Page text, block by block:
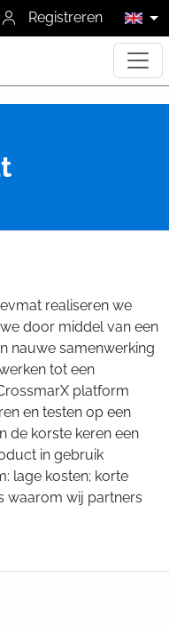
Registreren
realiseren we
door middel van een
nauwe samenwerking
tot een
platform
en testen op een
de korste keren een
in gebruik
lage kosten; korte
waarom wij partners